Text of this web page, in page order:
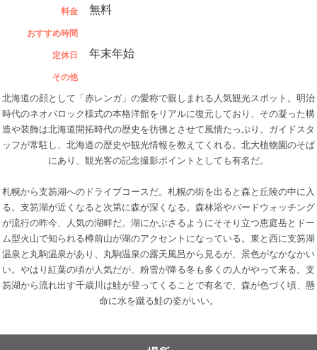
料金 無料
おすすめ時間
定休日 年末年始
その他
北海道の顔として「赤レンガ」の愛称で親しまれる人気観光スポット。明治
時代のネオバロック様式の本格洋館をリアルに復元しており、その凝った構
造や装飾は北海道開拓時代の歴史を彷彿とさせて風情たっぷり。ガイドスタ
ッフが常駐し、北海道の歴史や観光情報を教えてくれる。北大植物園のそば
にあり、観光客の記念撮影ポイントとしても有名だ。
札幌から支笏湖へのドライブコースだ。札幌の街を出ると森と丘陵の中に入
る。支笏湖が近くなると次第に森が深くなる。森林浴やバードウォッチング
が流行の昨今、人気の湖畔だ。湖にかぶさるようにそそり立つ恵庭岳とドー
ム型火山で知られる樽前山が湖のアクセントになっている。東と西に支笏湖
温泉と丸駒温泉があり、丸駒温泉の露天風呂から見るが、景色がなかなかい
い。やはり紅葉の頃が人気だが、粉雪が降る冬も多くの人がやって来る。支
笏湖から流れ出す千歳川は鮭が登ってくることで有名で、森が色づく頃、懸
命に水を蹴る鮭の姿がいい。